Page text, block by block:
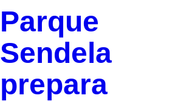
Parque
Sendela
prepara